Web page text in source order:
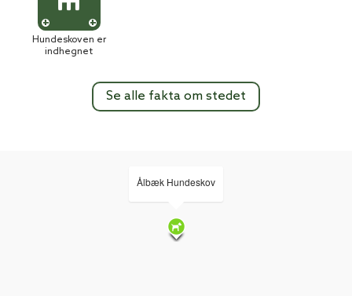
Hundeskoven er
indhegnet
Se alle fakta om stedet
Ålbæk Hundeskov